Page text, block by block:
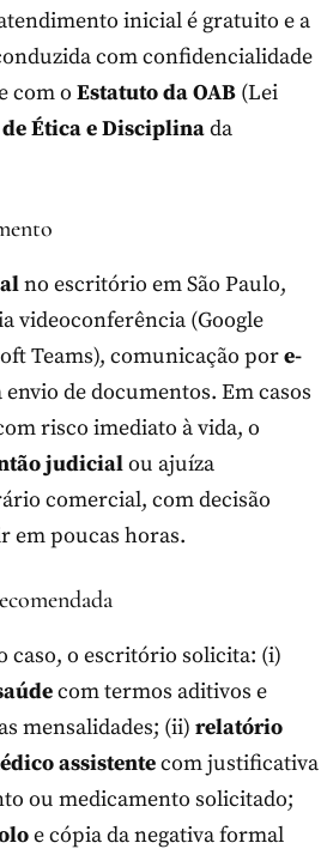
inicial é gratuito e a
com confidencialidade
com o Estatuto da OAB (Lei
Ética e Disciplinada
no escritório em São Paulo,
videoconferência (Google
Teams), comunicação pore-
envio de documentos. Em casos
risco imediato à vida, o
judicialou ajuíza
comercial, com decisão
em poucas horas.
caso, o escritório solicita: (i)
com termos aditivos e
mensalidades; (ii) relatório
assistentecom justificativa
ou medicamento solicitado;
e cópia da negativa formal